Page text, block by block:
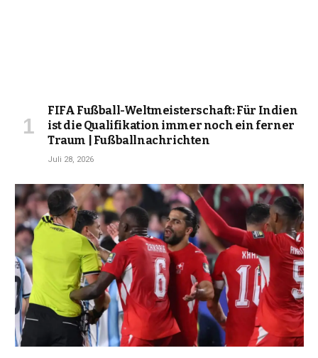
FIFA Fußball-Weltmeisterschaft: Für Indien
ist die Qualifikation immer noch ein ferner
Traum | Fußballnachrichten
Juli 28, 2026